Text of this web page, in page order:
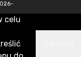
celu